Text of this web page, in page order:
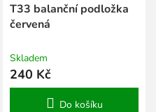
T33 balanční podložka
červená
Skladem
240 Kč
Do košíku